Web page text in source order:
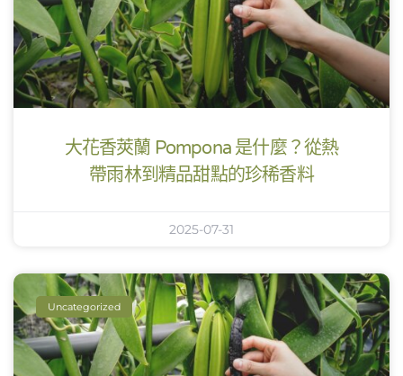
大花香莢蘭 Pompona 是什麼？從熱
帶雨林到精品甜點的珍稀香料
2025-07-31
Uncategorized